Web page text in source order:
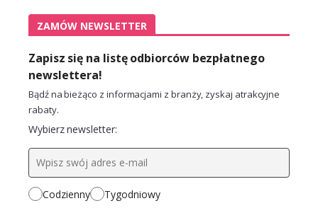
ZAMÓW NEWSLETTER
Zapisz się na listę odbiorców bezpłatnego
newslettera!
Bądź na bieżąco z informacjami z branży, zyskaj atrakcyjne
rabaty.
Wybierz newsletter:
Codzienny Tygodniowy